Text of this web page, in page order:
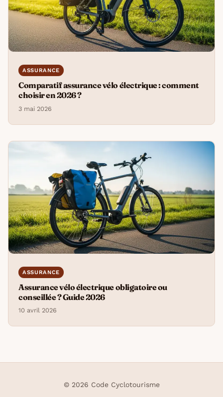
ASSURANCE
Comparatif assurance vélo électrique : comment
choisir en 2026 ?
3 mai 2026
ASSURANCE
Assurance vélo électrique obligatoire ou
conseillée ? Guide 2026
10 avril 2026
© 2026 Code Cyclotourisme